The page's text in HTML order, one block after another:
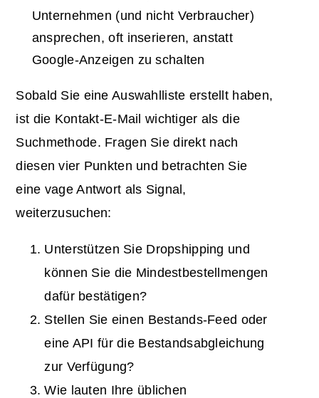
Unternehmen (und nicht Verbraucher)
ansprechen, oft inserieren, anstatt
Google-Anzeigen zu schalten
Sobald Sie eine Auswahlliste erstellt haben,
ist die Kontakt-E-Mail wichtiger als die
Suchmethode. Fragen Sie direkt nach
diesen vier Punkten und betrachten Sie
eine vage Antwort als Signal,
weiterzusuchen:
Unterstützen Sie Dropshipping und
können Sie die Mindestbestellmengen
dafür bestätigen?
Stellen Sie einen Bestands-Feed oder
eine API für die Bestandsabgleichung
zur Verfügung?
Wie lauten Ihre üblichen